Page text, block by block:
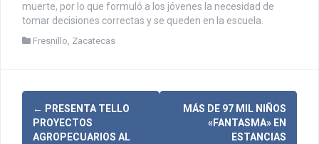
muerte, por lo que formuló a los jóvenes la necesidad de
tomar decisiones correctas y se queden en la escuela.
Fresnillo, Zacatecas
N← PRESENTA TELLO
PROYECTOS
AGROPECUARIOS AL
MÁS DE 97 MIL NIÑOS
«FANTASMA» EN
ESTANCIAS